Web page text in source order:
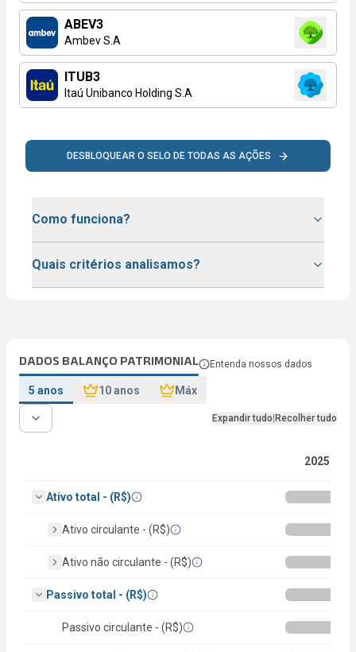
ABEV3
Ambev S.A
ITUB3
Itaú Unibanco Holding S.A
DESBLOQUEAR O SELO DE TODAS AS AÇÕES
Como funciona?
Quais critérios analisamos?
DADOS BALANÇO PATRIMONIAL Entenda nossos dados
5 anos 10 anos Máx
Expandir tudo Recolher tudo
2025
Ativo total - (R$)
Ativo circulante - (R$)
Ativo não circulante - (R$)
Passivo total - (R$)
Passivo circulante - (R$)